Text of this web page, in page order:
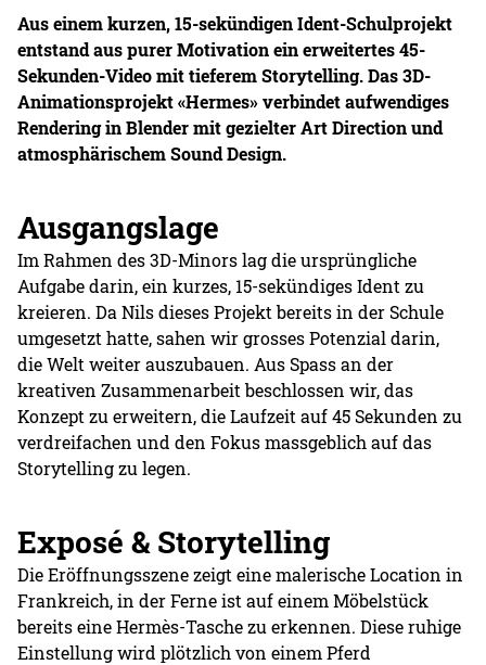
Aus einem kurzen, 15-sekündigen Ident-Schulprojekt
entstand aus purer Motivation ein erweitertes 45-
Sekunden-Video mit tieferem Storytelling. Das 3D-
Animationsprojekt «Hermes» verbindet aufwendiges
Rendering in Blender mit gezielter Art Direction und
atmosphärischem Sound Design.
Ausgangslage
Im Rahmen des 3D-Minors lag die ursprüngliche
Aufgabe darin, ein kurzes, 15-sekündiges Ident zu
kreieren. Da Nils dieses Projekt bereits in der Schule
umgesetzt hatte, sahen wir grosses Potenzial darin,
die Welt weiter auszubauen. Aus Spass an der
kreativen Zusammenarbeit beschlossen wir, das
Konzept zu erweitern, die Laufzeit auf 45 Sekunden zu
verdreifachen und den Fokus massgeblich auf das
Storytelling zu legen.
Exposé & Storytelling
Die Eröffnungsszene zeigt eine malerische Location in
Frankreich, in der Ferne ist auf einem Möbelstück
bereits eine Hermès-Tasche zu erkennen. Diese ruhige
Einstellung wird plötzlich von einem Pferd